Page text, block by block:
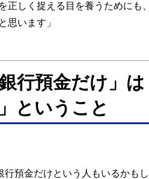
正しく捉える目を養うためにも
思います」
行預金だけ」
ということ
預金だけという人もいるかもし